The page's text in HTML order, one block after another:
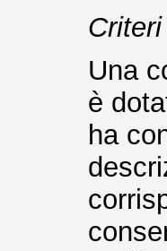
Una
è
ha